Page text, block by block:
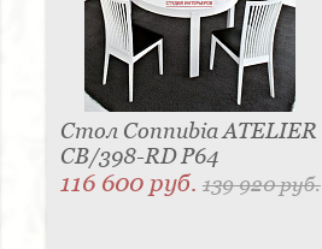
Стол Connubia ATELIER
CB/398-RD P64
116 600 руб. 139 920 руб.